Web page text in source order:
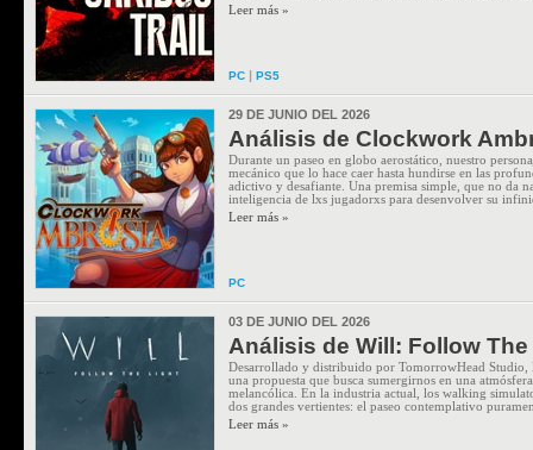
Leer más »
PC | PS5
29 DE JUNIO DEL 2026
Análisis de Clockwork
Durante un paseo en globo aerostático, nuestro
mecánico que lo hace caer hasta hundirse en las
adictivo y desafiante. Una premisa simple, que no da
inteligencia de lxs jugadorxs para desenvolver su
Leer más »
PC
03 DE JUNIO DEL 2026
Análisis de Will: Follow The
Desarrollado y distribuido por TomorrowHead
una propuesta que busca sumergirnos en una
melancólica. En la industria actual, los walking
dos grandes vertientes: el paseo contemplativo
Leer más »